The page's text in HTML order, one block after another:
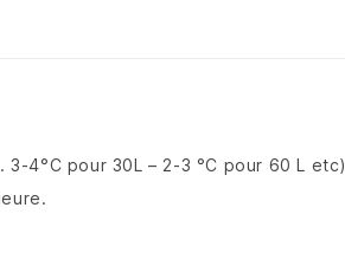
4°C pour 30L – 2-3 °C pour 60 L etc)